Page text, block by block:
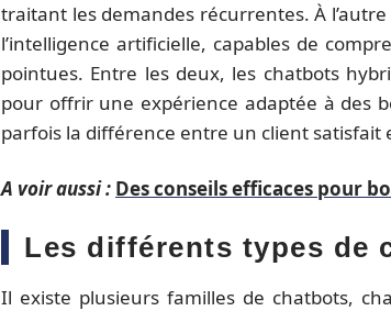
traitant les demandes récurrentes. À
l’intelligence artificielle, capables de
pointues. Entre les deux, les chatbots
pour offrir une expérience adaptée à des
parfois la différence entre un client
A voir aussi : Des conseils efficaces pour
Les différents types de
Il existe plusieurs familles de chatbots,